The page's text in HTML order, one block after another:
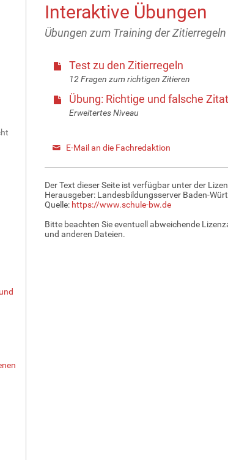
Interaktive Übungen
Übungen zum Training der Zitierregeln
Test zu den Zitierregeln
12 Fragen zum richtigen Zitieren
Übung: Richtige und falsche
Erweitertes Niveau
E-Mail an die Fachredaktion
Der Text dieser Seite ist verfügbar unter der
Herausgeber: Landesbildungsserver Baden-
Quelle: https://www.schule-bw.de
Bitte beachten Sie eventuell abweichende
und anderen Dateien.